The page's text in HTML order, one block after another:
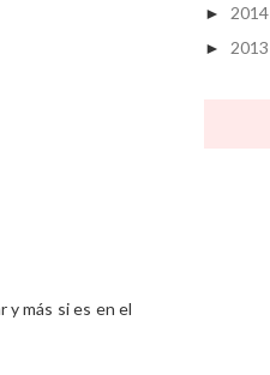
y más si es en el
► 2014
► 2013